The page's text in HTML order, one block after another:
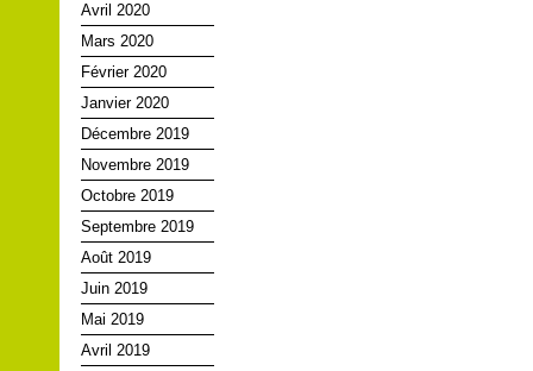
Avril 2020
Mars 2020
Février 2020
Janvier 2020
Décembre 2019
Novembre 2019
Octobre 2019
Septembre 2019
Août 2019
Juin 2019
Mai 2019
Avril 2019